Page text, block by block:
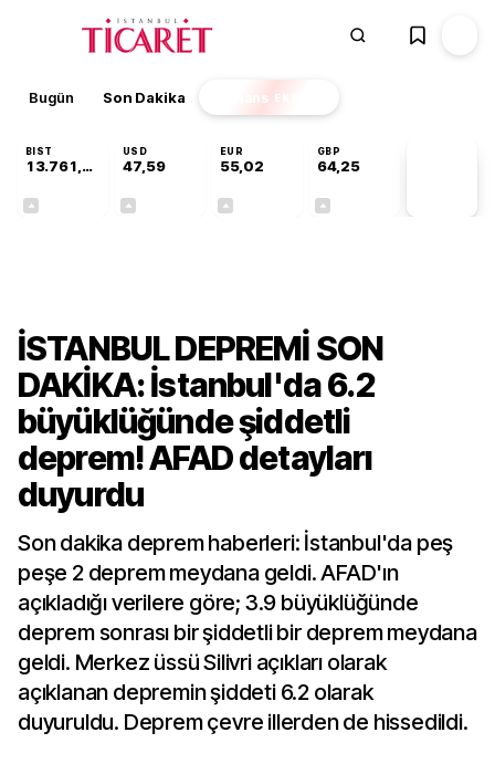
Bugün Son Dakika Finans EKSTRA
BIST
13.761,13
USD
47,59
EUR
55,02
GBP
64,25
İSTANBUL DEPREMİ SON
DAKİKA: İstanbul'da 6.2
büyüklüğünde şiddetli
deprem! AFAD detayları
duyurdu
Son dakika deprem haberleri: İstanbul'da peş
peşe 2 deprem meydana geldi. AFAD'ın
açıkladığı verilere göre; 3.9 büyüklüğünde
deprem sonrası bir şiddetli bir deprem meydana
geldi. Merkez üssü Silivri açıkları olarak
açıklanan depremin şiddeti 6.2 olarak
duyuruldu. Deprem çevre illerden de hissedildi.